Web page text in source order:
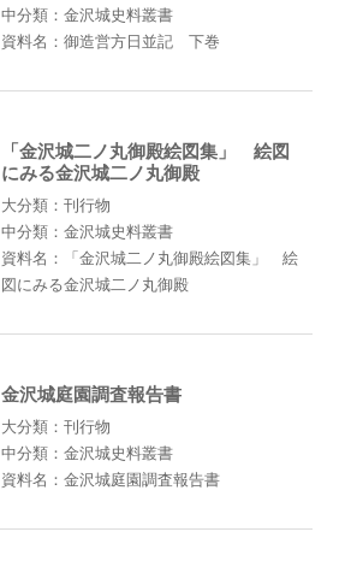
中分類：金沢城史料叢書
資料名：御造営方日並記 下巻
「金沢城二ノ丸御殿絵図集」 絵図
にみる金沢城二ノ丸御殿
大分類：刊行物
中分類：金沢城史料叢書
資料名：「金沢城二ノ丸御殿絵図集」 絵
図にみる金沢城二ノ丸御殿
金沢城庭園調査報告書
大分類：刊行物
中分類：金沢城史料叢書
資料名：金沢城庭園調査報告書